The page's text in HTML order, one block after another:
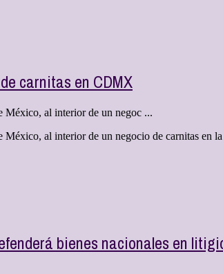
carnitas en CDMX
México, al interior de un negoc ...
al interior de un negocio de carnitas
bienes nacionales en